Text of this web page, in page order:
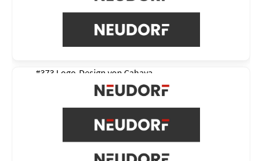
#373 Logo-Design von Cahaya